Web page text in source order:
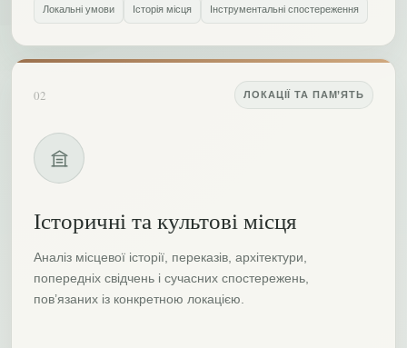
Локальні умови Історія місця Інструментальні спостереження
02 ЛОКАЦІЇ ТА ПАМ’ЯТЬ
Історичні та культові місця
Аналіз місцевої історії, переказів, архітектури,
попередніх свідчень і сучасних спостережень,
пов’язаних із конкретною локацією.